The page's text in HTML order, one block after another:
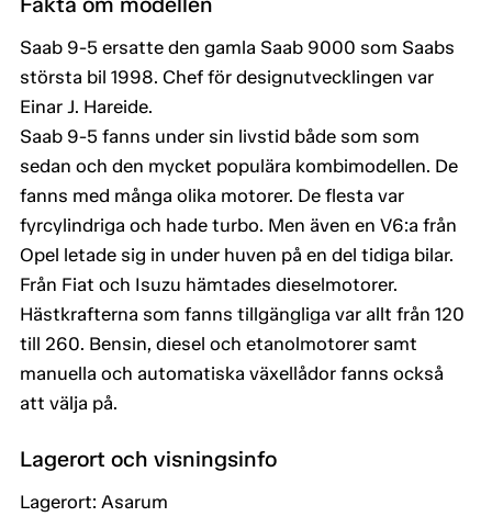
Saab 9-5 ersatte den gamla Saab 9000 som Saabs
största bil 1998. Chef för designutvecklingen var
Einar J. Hareide.
Saab 9-5 fanns under sin livstid både som som
sedan och den mycket populära kombimodellen. De
fanns med många olika motorer. De flesta var
fyrcylindriga och hade turbo. Men även en V6:a från
Opel letade sig in under huven på en del tidiga bilar.
Från Fiat och Isuzu hämtades dieselmotorer.
Hästkrafterna som fanns tillgängliga var allt från 120
till 260. Bensin, diesel och etanolmotorer samt
manuella och automatiska växellådor fanns också
att välja på.
Lagerort och visningsinfo
Lagerort: Asarum